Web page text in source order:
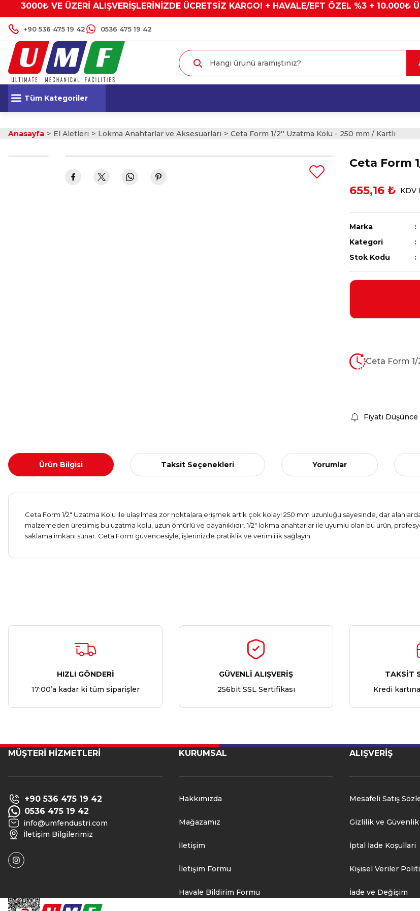
3000₺ VE ÜZERİ ALIŞVERİŞLERİNİZDE ÜCRETSİZ KARGO! + HAVALE/EFT ÖZEL %3 + 10.000₺
+90 536 475 19 42 0536 475 19 42
Tüm Kategoriler
Anasayfa El Aletleri Lokma Anahtarlar ve Aksesuarları Ceta Form 1/2'' Uzatma Kolu - 250 mm / Kartlı
Ceta Form
655,16 ₺ KDV
Marka
Kategori
Stok Kodu
Ceta Form
Fiyatı
Ürün Bilgisi Taksit Seçenekleri Yorumlar
Ceta Form 1/2" Uzatma Kolu ile ulaşılması zor noktalara erişmek artık çok kolay! 250 mm uzunluğu sayesinde, dar
malzemeden üretilmiş bu uzatma kolu, uzun ömürlü ve dayanıklıdır. 1/2" lokma anahtarlar ile uyumlu olan bu ürün,
saklama imkanı sunar. Ceta Form güvencesiyle, işlerinizde pratiklik ve verimlilik sağlayın.
Yorum Yaz
Soru Sor
HIZLI GÖNDERİ
17:00’a kadar ki tüm siparişler
GÜVENLİ ALIŞVERİŞ
256bit SSL Sertifikası
TAKSİT
Kredi
MÜŞTERİ HİZMETLERİ
+90 536 475 19 42
0536 475 19 42
info@umfendustri.com
İletişim Bilgilerimiz
KURUMSAL
Hakkımızda
Mağazamız
İletişim
İletişim Formu
Havale Bildirim Formu
ALIŞVERİŞ
Mesafeli Satış
Gizlilik ve Güvenlik
İptal İade Koşullari
Kişisel Veriler
İade ve Değişim